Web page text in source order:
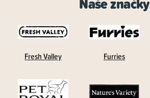
Fresh Valley Furries